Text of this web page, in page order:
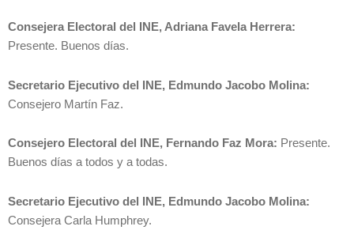
Consejera Electoral del INE, Adriana Favela Herrera:
Presente. Buenos días.
Secretario Ejecutivo del INE, Edmundo Jacobo Molina:
Consejero Martín Faz.
Consejero Electoral del INE, Fernando Faz Mora: Presente.
Buenos días a todos y a todas.
Secretario Ejecutivo del INE, Edmundo Jacobo Molina:
Consejera Carla Humphrey.